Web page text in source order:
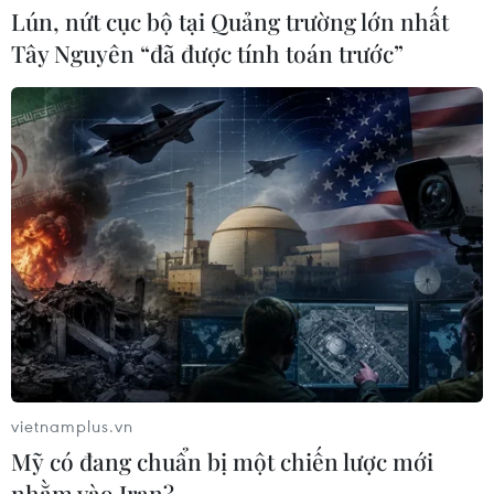
06/08/2026 03:47
Xem thêm
CƠ QUAN CHỦ QUẢN: THÔNG TẤN XÃ VIỆT NAM
Tổng Biên tập: TRẦN TIẾN DUẨN
Phó Tổng Biên tập: NGUYỄN THỊ TÁM, KHÚC THANH
THỦY
Sở hữu trí tuệ
Quy định sử dụng
Lún, nứt cục bộ tại Quảng trường lớn nhất
Tây Nguyên “đã được tính toán trước”
vietnamplus.vn
Mỹ có đang chuẩn bị một chiến lược mới